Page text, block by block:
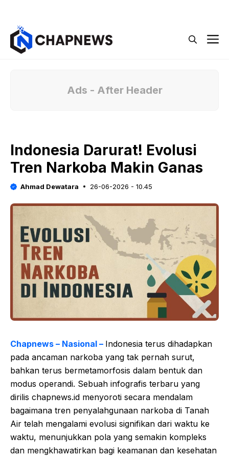
Ads - After Header
Indonesia Darurat! Evolusi
Tren Narkoba Makin Ganas
Ahmad Dewatara 26-06-2026 - 10.45
Chapnews – Nasional – Indonesia terus dihadapkan
pada ancaman narkoba yang tak pernah surut,
bahkan terus bermetamorfosis dalam bentuk dan
modus operandi. Sebuah infografis terbaru yang
dirilis chapnews.id menyoroti secara mendalam
bagaimana tren penyalahgunaan narkoba di Tanah
Air telah mengalami evolusi signifikan dari waktu ke
waktu, menunjukkan pola yang semakin kompleks
dan mengkhawatirkan bagi keamanan dan kesehatan